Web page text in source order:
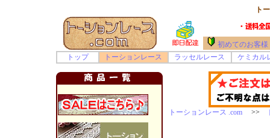
ト
初めてのお客様
トップ
トーションレース ラッセルレース ケミカル
トーションレース .com>>